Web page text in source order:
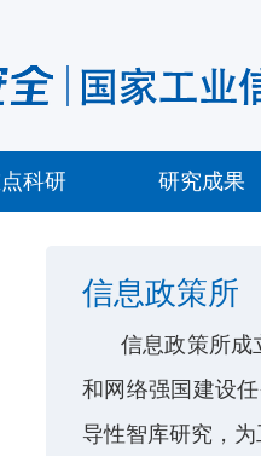
科研 研究成果
信息政策所
信息政策所成
和网络强国建设
导性智库研究，